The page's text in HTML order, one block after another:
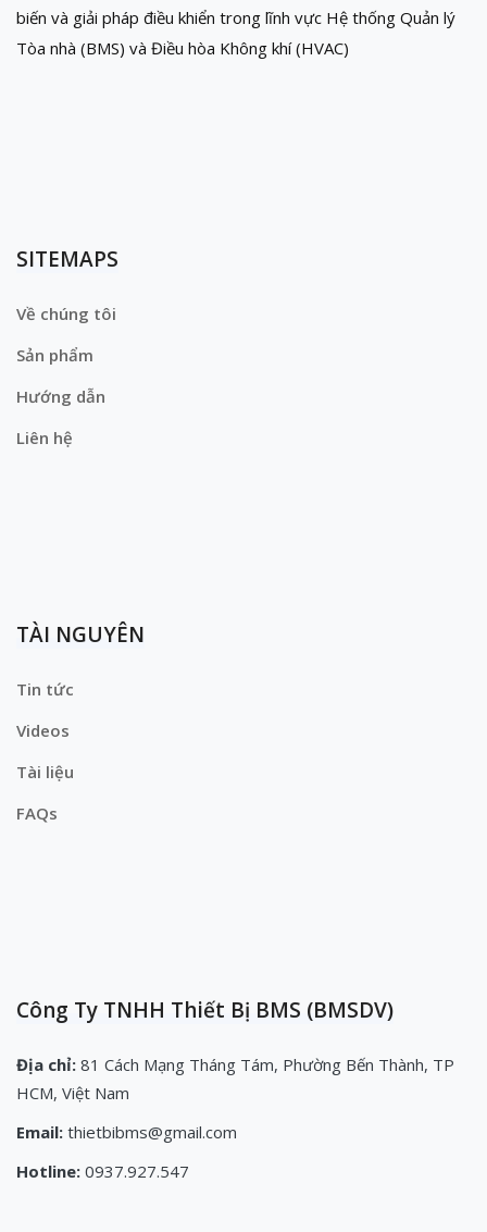
biến và giải pháp điều khiển trong lĩnh vực Hệ thống Quản lý
Tòa nhà (BMS) và Điều hòa Không khí (HVAC)
SITEMAPS
Về chúng tôi
Sản phẩm
Hướng dẫn
Liên hệ
TÀI NGUYÊN
Tin tức
Videos
Tài liệu
FAQs
Công Ty TNHH Thiết Bị BMS (BMSDV)
Địa chỉ: 81 Cách Mạng Tháng Tám, Phường Bến Thành, TP
HCM, Việt Nam
Email: thietbibms@gmail.com
Hotline: 0937.927.547